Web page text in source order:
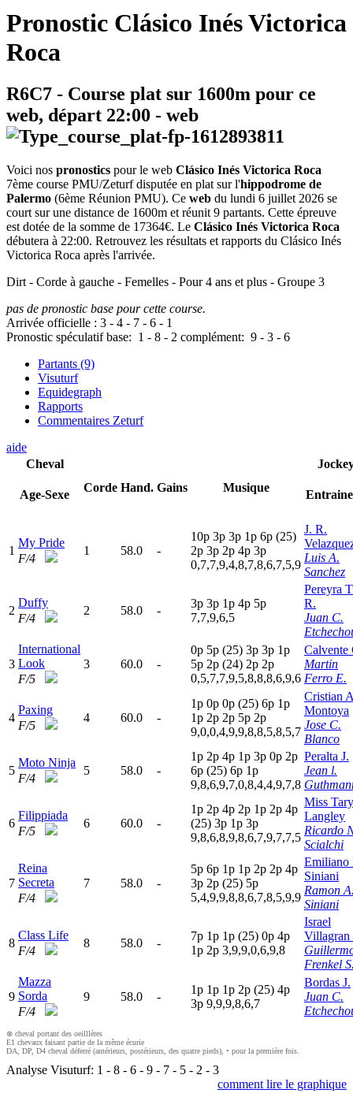
Pronostic Clásico Inés Victorica
Roca
R6C7 - Course plat sur 1600m pour ce
web, départ 22:00 - web
Voici nos pronostics pour le web Clásico Inés Victorica Roca
7ème course PMU/Zeturf disputée en plat sur l'hippodrome de
Palermo (6ème Réunion PMU). Ce web du lundi 6 juillet 2026 se
court sur une distance de 1600m et réunit 9 partants. Cette épreuve
est dotée de la somme de 17364€. Le Clásico Inés Victorica Roca
débutera à 22:00. Retrouvez les résultats et rapports du Clásico Inés
Victorica Roca après l'arrivée.
Dirt - Corde à gauche - Femelles - Pour 4 ans et plus - Groupe 3
pas de pronostic base pour cette course.
Arrivée officielle : 3 - 4 - 7 - 6 - 1
Pronostic spéculatif base: 1 - 8 - 2 complément: 9 - 3 - 6
Partants (9)
Visuturf
Equidegraph
Rapports
Commentaires Zeturf
aide
Cheval
Age-Sexe
Corde Hand. Gains Musique
1
My Pride
F/4
1 58.0 -
10p 3p 3p 1p 6p (25)
2p 3p 2p 4p 3p
0,7,7,9,4,8,7,8,6,7,5,9
J. R.
Luis A.
Sanchez
2
Duffy
F/4
2 58.0 -
3p 3p 1p 4p 5p
7,7,9,6,5
Pereyra
R.
Juan C.
3
International
Look
F/5
3 60.0 -
0p 5p (25) 3p 3p 1p
5p 2p (24) 2p 2p
0,5,7,7,9,5,8,8,8,6,9,6
Calvente
Martin
Ferro E.
4
Paxing
F/5
4 60.0 -
1p 0p 0p (25) 6p 1p
1p 2p 2p 5p 2p
9,0,0,4,9,9,8,8,5,8,5,7
Cristian
Montoya
Jose C.
Blanco
5
Moto Ninja
F/4
5 58.0 -
1p 2p 4p 1p 3p 0p 2p
6p (25) 6p 1p
9,8,6,9,7,0,8,4,4,9,7,8
Peralta J.
Jean l.
6
Filippiada
F/5
6 60.0 -
1p 2p 4p 2p 1p 2p 4p
(25) 3p 1p 3p
9,8,6,8,9,8,6,7,9,7,7,5
Miss
Langley
Ricardo
Scialchi
7
Reina
Secreta
F/4
7 58.0 -
5p 6p 1p 1p 2p 2p 4p
3p 2p (25) 5p
5,4,9,9,8,8,6,7,8,5,9,9
Emiliano
Siniani
Ramon
Siniani
8
Class Life
F/4
8 58.0 -
7p 1p 1p (25) 0p 4p
1p 2p 3,9,9,0,6,9,8
Israel
Villagran
Frenkel
9
Mazza
Sorda
F/4
9 58.0 -
1p 1p 1p 2p (25) 4p
3p 9,9,9,8,6,7
Bordas J.
Juan C.
⊗ cheval portant des oeilllères
E1 chevaux faisant partie de la même écurie
DA, DP, D4 cheval déferré (antérieurs, postérieurs, des quatre pieds), • pour la première fois.
Analyse Visuturf: 1 - 8 - 6 - 9 - 7 - 5 - 2 - 3
comment lire le graphique